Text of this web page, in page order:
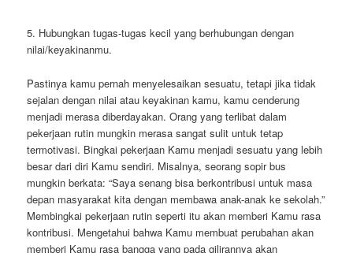
5. Hubungkan tugas-tugas kecil yang berhubungan dengan
nilai/keyakinanmu.
Pastinya kamu pernah menyelesaikan sesuatu, tetapi jika tidak
sejalan dengan nilai atau keyakinan kamu, kamu cenderung
menjadi merasa diberdayakan. Orang yang terlibat dalam
pekerjaan rutin mungkin merasa sangat sulit untuk tetap
termotivasi. Bingkai pekerjaan Kamu menjadi sesuatu yang lebih
besar dari diri Kamu sendiri. Misalnya, seorang sopir bus
mungkin berkata: “Saya senang bisa berkontribusi untuk masa
depan masyarakat kita dengan membawa anak-anak ke sekolah.”
Membingkai pekerjaan rutin seperti itu akan memberi Kamu rasa
kontribusi. Mengetahui bahwa Kamu membuat perubahan akan
memberi Kamu rasa bangga yang pada gilirannya akan